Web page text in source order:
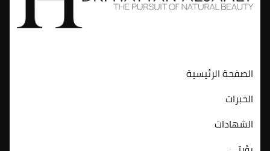
الصفحة الرئيسية
الخبرات
الشهادات